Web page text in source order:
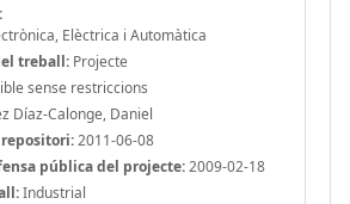
Elèctrica i Automàtica
treball: Projecte
sense restriccions
Díaz-Calonge, Daniel
2011-06-08
pública del projecte:2009-02-18
Industrial